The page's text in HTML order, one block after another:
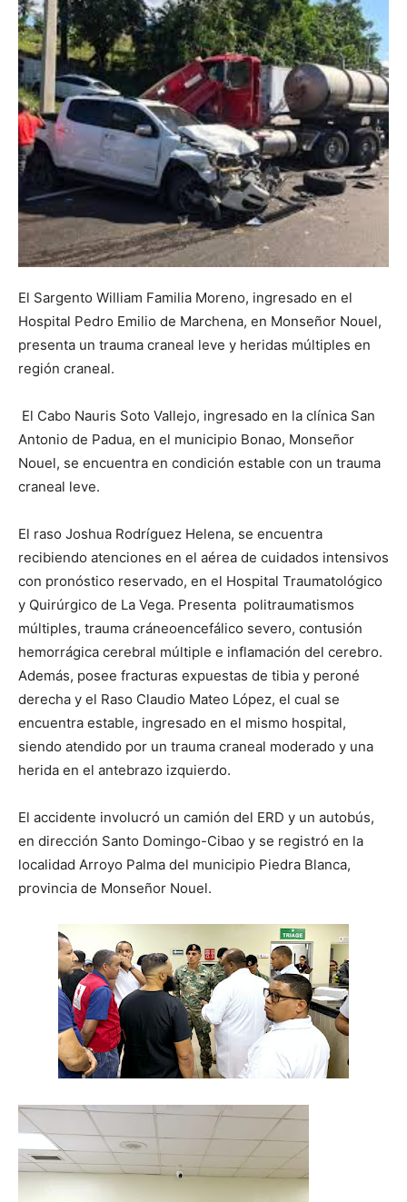
El Sargento William Familia Moreno, ingresado en el
Hospital Pedro Emilio de Marchena, en Monseñor Nouel,
presenta un trauma craneal leve y heridas múltiples en
región craneal.
El Cabo Nauris Soto Vallejo, ingresado en la clínica San
Antonio de Padua, en el municipio Bonao, Monseñor
Nouel, se encuentra en condición estable con un trauma
craneal leve.
El raso Joshua Rodríguez Helena, se encuentra
recibiendo atenciones en el aérea de cuidados intensivos
con pronóstico reservado, en el Hospital Traumatológico
y Quirúrgico de La Vega. Presenta politraumatismos
múltiples, trauma cráneoencefálico severo, contusión
hemorrágica cerebral múltiple e inflamación del cerebro.
Además, posee fracturas expuestas de tibia y peroné
derecha y el Raso Claudio Mateo López, el cual se
encuentra estable, ingresado en el mismo hospital,
siendo atendido por un trauma craneal moderado y una
herida en el antebrazo izquierdo.
El accidente involucró un camión del ERD y un autobús,
en dirección Santo Domingo-Cibao y se registró en la
localidad Arroyo Palma del municipio Piedra Blanca,
provincia de Monseñor Nouel.